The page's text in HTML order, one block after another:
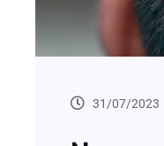
31/07/2023